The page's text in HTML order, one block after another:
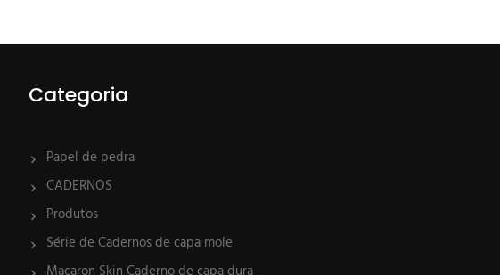
Categoria
Papel de pedra
CADERNOS
Produtos
Série de Cadernos de capa mole